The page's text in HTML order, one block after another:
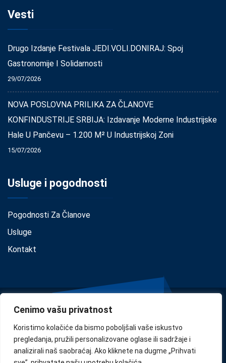
Cenimo vašu privatnost
Koristimo kolačiće da bismo poboljšali vaše iskustvo
pregledanja, pružili personalizovane oglase ili sadržaje i
analizirali naš saobraćaj. Ako kliknete na dugme „Prihvati
Vesti
Drugo Izdanje Festivala JEDI.VOLI.DONIRAJ: Spoj
Gastronomije I Solidarnosti
29/07/2026
NOVA POSLOVNA PRILIKA ZA ČLANOVE
KONFINDUSTRIJE SRBIJA: Izdavanje Moderne Industrijske
Hale U Pančevu – 1.200 M² U Industrijskoj Zoni
15/07/2026
Usluge i pogodnosti
Pogodnosti Za Članove
Usluge
Kontakt